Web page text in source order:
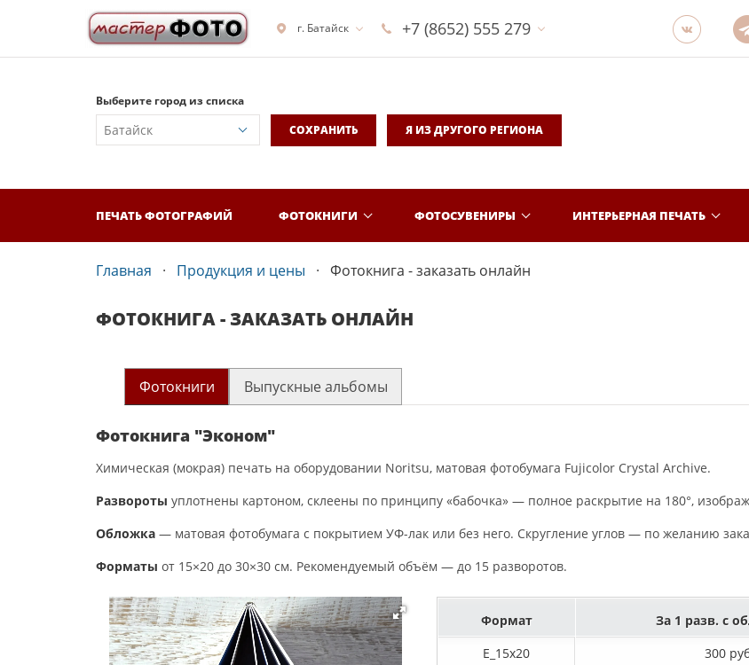
г. Батайск +7 (8652) 555 279
Выберите город из списка
СОХРАНИТЬ
Я ИЗ ДРУГОГО РЕГИОНА
ПЕЧАТЬ ФОТОГРАФИЙ ФОТОКНИГИ ФОТОСУВЕНИРЫ ИНТЕРЬЕРНАЯ ПЕЧАТЬ
Главная Продукция и цены Фотокнига - заказать онлайн
ФОТОКНИГА - ЗАКАЗАТЬ ОНЛАЙН
Фотокниги Выпускные альбомы
Фотокнига "Эконом"
Химическая (мокрая) печать на оборудовании Noritsu, матовая фотобумага Fujicolor Crystal Archive.
Развороты уплотнены картоном, склеены по принципу «бабочка» — полное раскрытие на 180°,
Обложка — матовая фотобумага с покрытием УФ-лак или без него. Скругление углов — по желанию
Форматы от 15×20 до 30×30 см. Рекомендуемый объём — до 15 разворотов.
Формат За 1 разв. с
E_15х20
300